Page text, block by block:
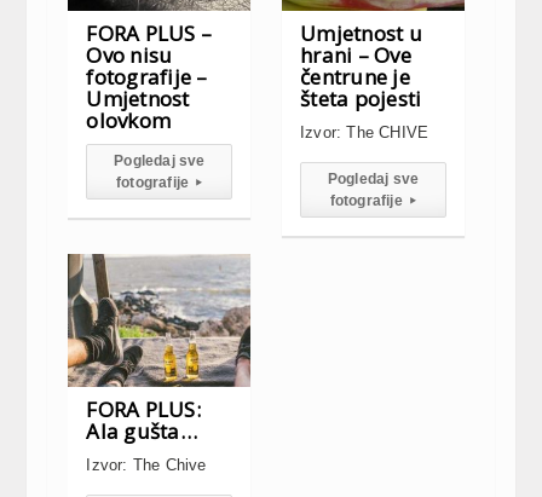
FORA PLUS –
Ovo nisu
fotografije –
Umjetnost
olovkom
Pogledaj sve
fotografije▸
Umjetnost u
hrani – Ove
čentrune je
šteta pojesti
Izvor: The CHIVE
Pogledaj sve
fotografije▸
FORA PLUS:
Ala gušta…
Izvor: The Chive